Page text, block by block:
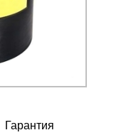
Гарантия